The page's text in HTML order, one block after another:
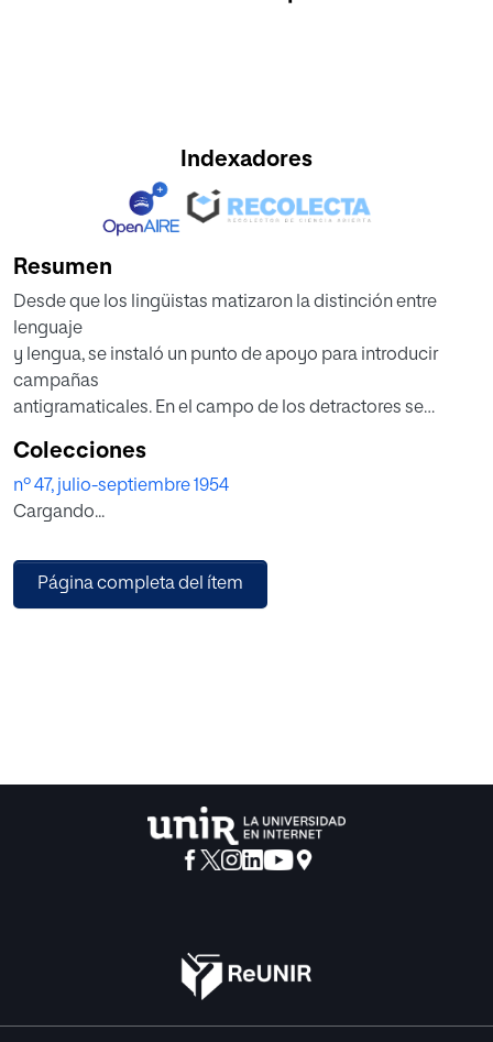
Indexadores
Resumen
Desde que los lingüistas matizaron la distinción entre
lenguaje
y lengua, se instaló un punto de apoyo para introducir
campañas
antigramaticales. En el campo de los detractores se
escritor cuyo recuerdo de la enseñanza escolar, de
exagerado formalismo
gramático, le hubiese producido ciertas fobias,
superadas.
La lengua enmarcada en un rígido manto gramatical se
Colecciones
nº 47, julio-septiembre 1954
Cargando...
Página completa del ítem